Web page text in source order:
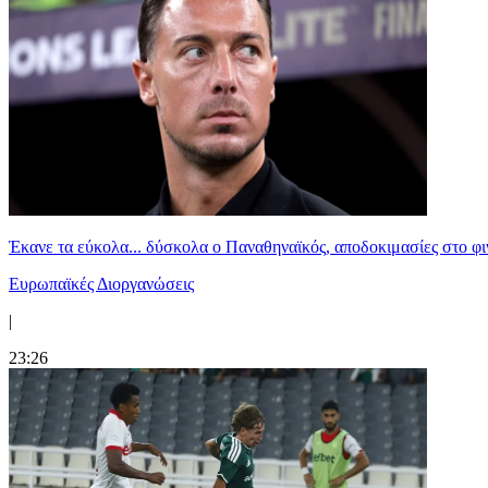
Έκανε τα εύκολα... δύσκολα ο Παναθηναϊκός, αποδοκιμασίες στο
Ευρωπαϊκές Διοργανώσεις
|
23:26